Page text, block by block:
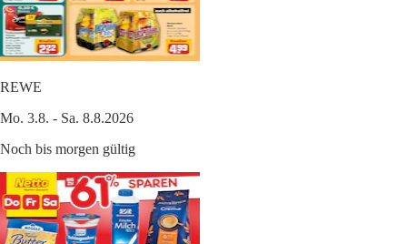
REWE
Mo. 3.8. - Sa. 8.8.2026
Noch bis morgen gültig